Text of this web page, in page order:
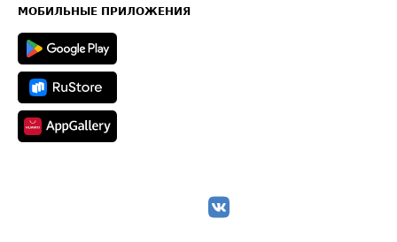
Техническая информация
МОБИЛЬНЫЕ ПРИЛОЖЕНИЯ